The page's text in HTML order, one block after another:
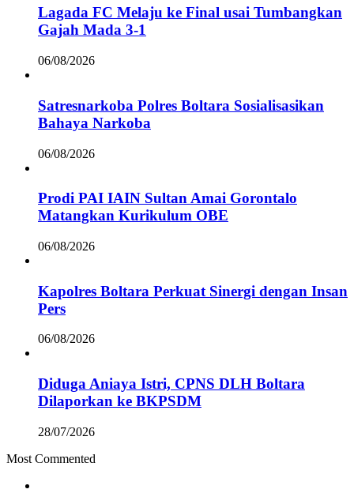
Lagada FC Melaju ke Final usai Tumbangkan
Gajah Mada 3-1
06/08/2026
Satresnarkoba Polres Boltara Sosialisasikan
Bahaya Narkoba
06/08/2026
Prodi PAI IAIN Sultan Amai Gorontalo
Matangkan Kurikulum OBE
06/08/2026
Kapolres Boltara Perkuat Sinergi dengan Insan
Pers
06/08/2026
Diduga Aniaya Istri, CPNS DLH Boltara
Dilaporkan ke BKPSDM
28/07/2026
Most Commented